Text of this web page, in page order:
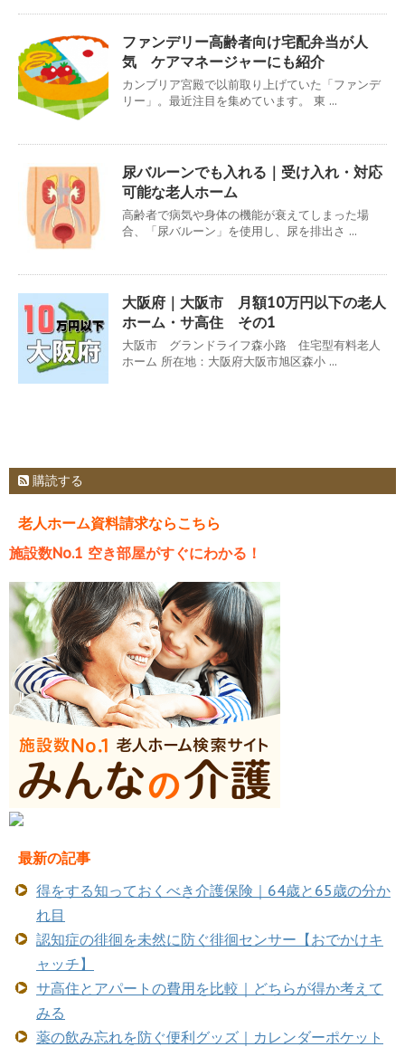
ファンデリー高齢者向け宅配弁当が人
気 ケアマネージャーにも紹介
カンブリア宮殿で以前取り上げていた「ファンデ
リー」。最近注目を集めています。 東 ...
尿バルーンでも入れる｜受け入れ・対応
可能な老人ホーム
高齢者で病気や身体の機能が衰えてしまった場
合、「尿バルーン」を使用し、尿を排出さ ...
大阪府｜大阪市 月額10万円以下の老人
ホーム・サ高住 その1
大阪市 グランドライフ森小路 住宅型有料老人
ホーム 所在地：大阪府大阪市旭区森小 ...
購読する
老人ホーム資料請求ならこちら
施設数No.1 空き部屋がすぐにわかる！
最新の記事
得をする知っておくべき介護保険｜64歳と65歳の分か
れ目
認知症の徘徊を未然に防ぐ徘徊センサー【おでかけキ
ャッチ】
サ高住とアパートの費用を比較｜どちらが得か考えて
みる
薬の飲み忘れを防ぐ便利グッズ｜カレンダーポケット